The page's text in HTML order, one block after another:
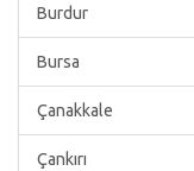
Burdur
Bursa
Çanakkale
Çankırı